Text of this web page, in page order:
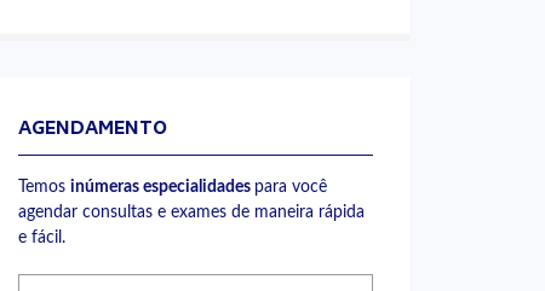
AGENDAMENTO
Temos inúmeras especialidades para você
agendar consultas e exames de maneira rápida
e fácil.